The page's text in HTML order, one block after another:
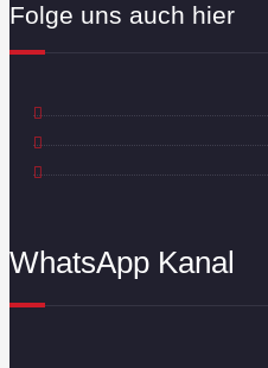
Folge uns auch hier
WhatsApp Kanal